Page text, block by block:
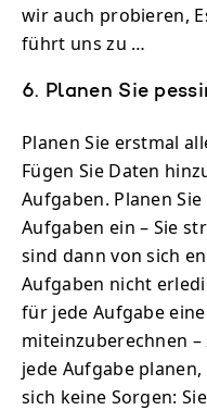
wir auch probieren,
führt uns zu …
6. Planen Sie
Planen Sie erstmal
Fügen Sie Daten
Aufgaben. Planen
Aufgaben ein – Sie
sind dann von sich
Aufgaben nicht
für jede Aufgabe
miteinzuberechnen
jede Aufgabe
sich keine Sorgen: